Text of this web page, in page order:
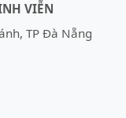
VIỄN
TP Đà Nẵng